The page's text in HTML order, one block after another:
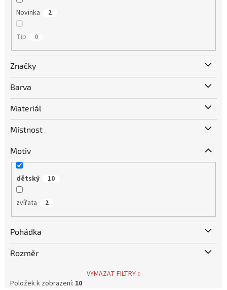
Novinka 2
Tip 0
Značky
Barva
Materiál
Místnost
Motiv
dětský 10
zvířata 2
Pohádka
Rozměr
VYMAZAT FILTRY
Položek k zobrazení: 10